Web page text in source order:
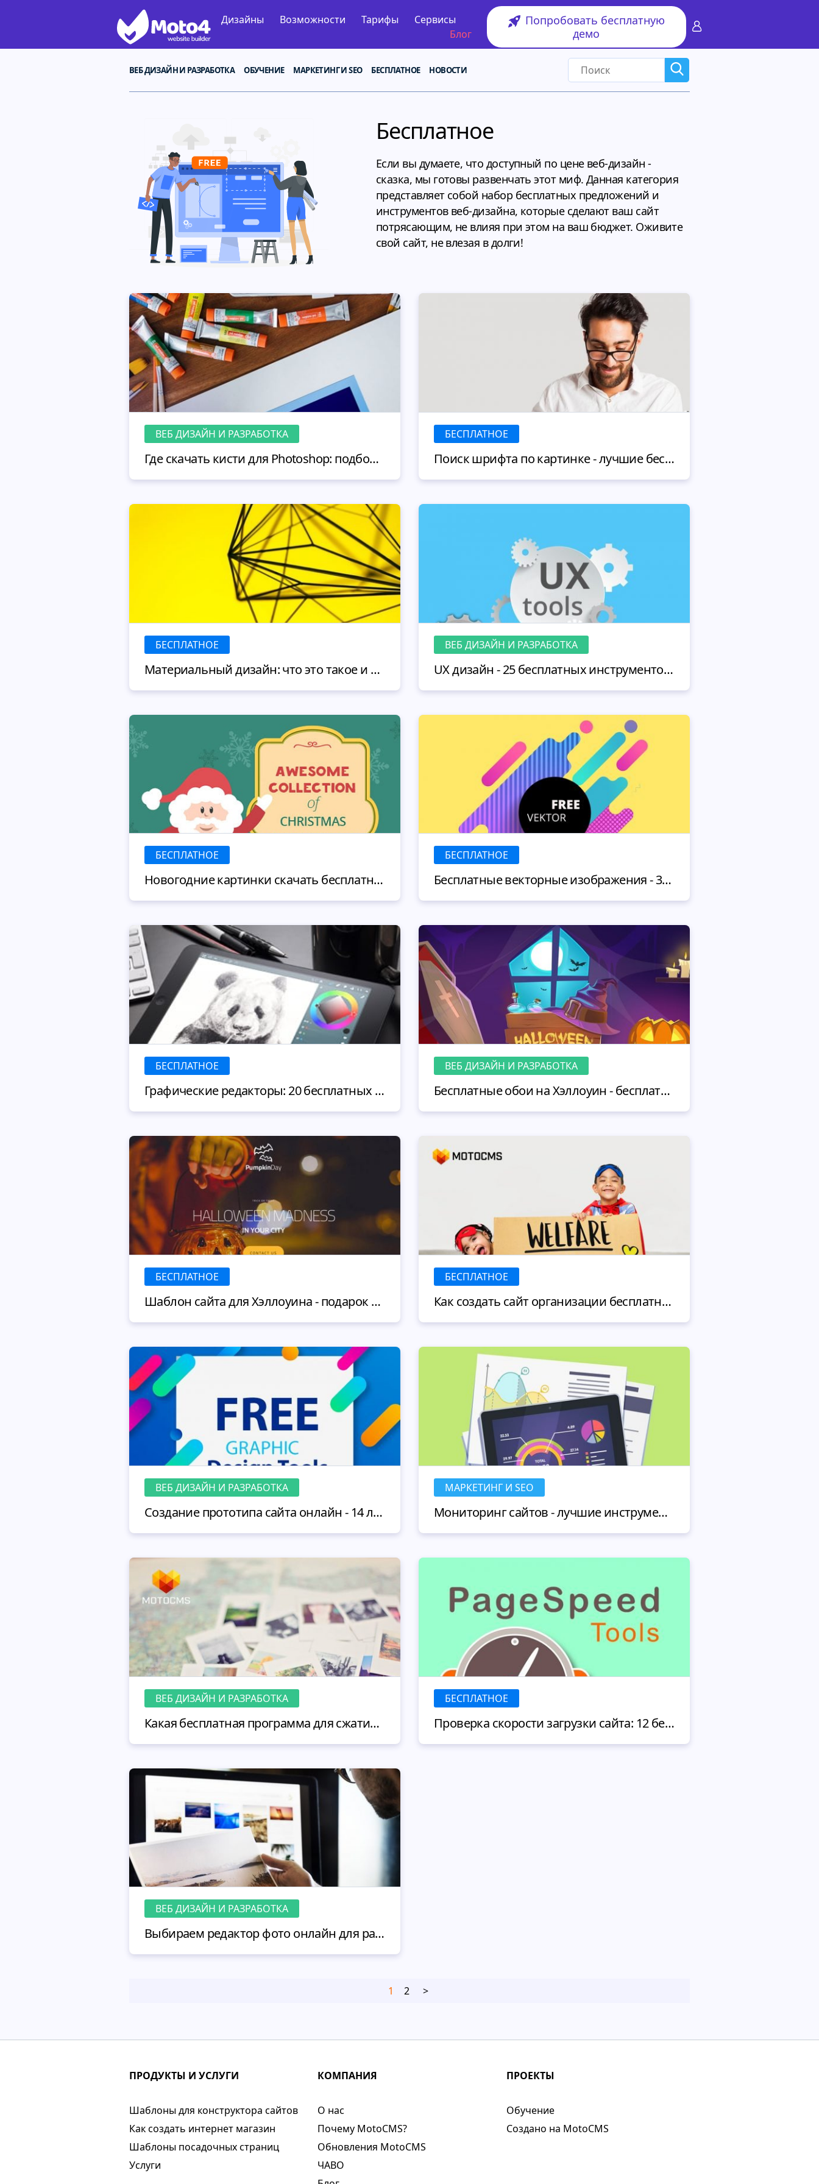
Дизайны Возможности Тарифы
Сервисы
Блог
Попробовать бесплатную
демо
ВЕБ ДИЗАЙН И РАЗРАБОТКА ОБУЧЕНИЕ МАРКЕТИНГ И SEO БЕСПЛАТНОЕ НОВОСТИ
Бесплатное
Если вы думаете, что доступный по цене веб-дизайн -
сказка, мы готовы развенчать этот миф. Данная категория
представляет собой набор бесплатных предложений и
инструментов веб-дизайна, которые сделают ваш сайт
потрясающим, не влияя при этом на ваш бюджет. Оживите
свой сайт, не влезая в долги!
ВЕБ ДИЗАЙН И РАЗРАБОТКА
Где скачать кисти для Photoshop: подборка лучших бесплатных инструментов
БЕСПЛАТНОЕ
Поиск шрифта по картинке - лучшие бесплатные онлайн сервисы
БЕСПЛАТНОЕ
Материальный дизайн: что это такое и с чем его едят (примеры, бесплатная галерея)
ВЕБ ДИЗАЙН И РАЗРАБОТКА
UX дизайн - 25 бесплатных инструментов в помощь веб дизайнеру
БЕСПЛАТНОЕ
Новогодние картинки скачать бесплатно - готовимся к праздникам
БЕСПЛАТНОЕ
Бесплатные векторные изображения - 30 лучших сайтов
БЕСПЛАТНОЕ
Графические редакторы: 20 бесплатных приложений
ВЕБ ДИЗАЙН И РАЗРАБОТКА
Бесплатные обои на Хэллоуин - бесплатный арт от MotoCMS
БЕСПЛАТНОЕ
Шаблон сайта для Хэллоуина - подарок от MotoCMS
БЕСПЛАТНОЕ
Как создать сайт организации бесплатно? - 10 шаблонов благотворительности
ВЕБ ДИЗАЙН И РАЗРАБОТКА
Создание прототипа сайта онлайн - 14 лучших бесплатных инструментов
МАРКЕТИНГ И SEO
Мониторинг сайтов - лучшие инструменты для проверки показателей сайта в режиме 24/7
ВЕБ ДИЗАЙН И РАЗРАБОТКА
Какая бесплатная программа для сжатия фото идеально подойдет для вашего сайта?
БЕСПЛАТНОЕ
Проверка скорости загрузки сайта: 12 бесплатных инструментов
ВЕБ ДИЗАЙН И РАЗРАБОТКА
Выбираем редактор фото онлайн для работы и творчества: 5 лучших примеров
1 2 >
ПРОДУКТЫ И УСЛУГИ
Шаблоны для конструктора сайтов
Как создать интернет магазин
Шаблоны посадочных страниц
Услуги
КОМПАНИЯ
О нас​
Почему MotoCMS?
Обновления MotoCMS
ЧАВО
ПРОЕКТЫ
Обучение
Cоздано на MotoCMS